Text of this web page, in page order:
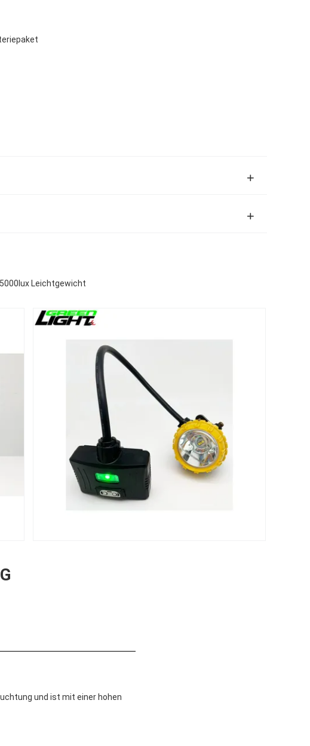
Leichtgewicht
und ist mit einer hohen